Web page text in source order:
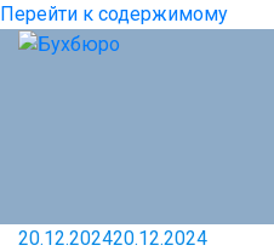
Перейти к содержимому
20.12.202420.12.2024